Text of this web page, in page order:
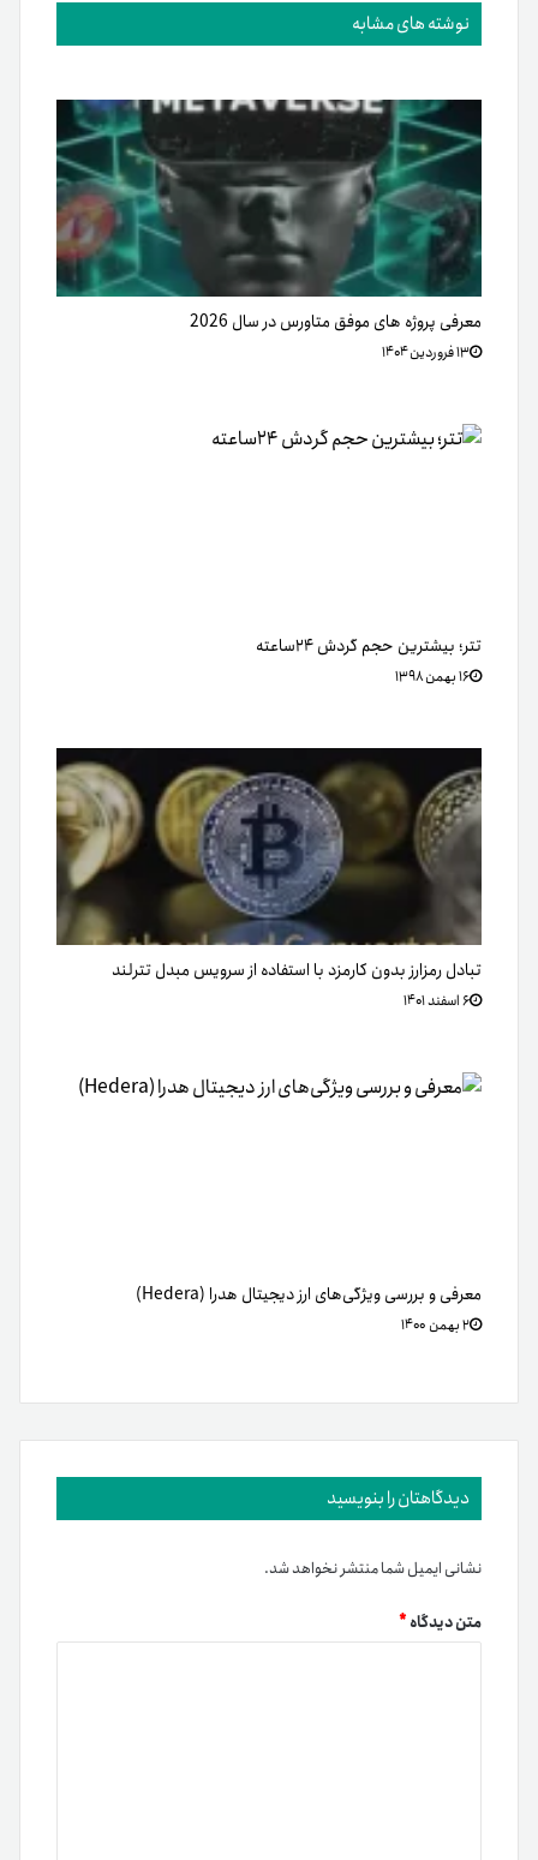
نوشته های مشابه
معرفی پروژه های موفق متاورس در سال 2026
۱۳ فروردین ۱۴۰۴
تتر؛ بیشترین حجم گردش ۲۴ساعته
۱۶ بهمن ۱۳۹۸
تبادل رمزارز بدون کارمزد با استفاده از سرویس مبدل تترلند
۶ اسفند ۱۴۰۱
معرفی و بررسی ویژگی‌های ارز دیجیتال هدرا (Hedera)
۲ بهمن ۱۴۰۰
دیدگاهتان را بنویسید
نشانی ایمیل شما منتشر نخواهد شد.
متن دیدگاه*